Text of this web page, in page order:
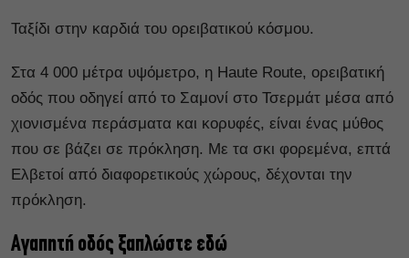
Ταξίδι στην καρδιά του ορειβατικού κόσμου.
Στα 4 000 μέτρα υψόμετρο, η Haute Route, ορειβατική
οδός που οδηγεί από το Σαμονί στο Τσερμάτ μέσα από
χιονισμένα περάσματα και κορυφές, είναι ένας μύθος
που σε βάζει σε πρόκληση. Με τα σκι φορεμένα, επτά
Ελβετοί από διαφορετικούς χώρους, δέχονται την
πρόκληση.
Αγαπητή οδός ξαπλώστε εδώ